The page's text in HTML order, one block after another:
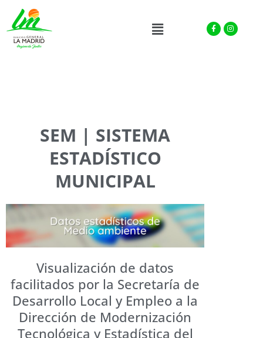
Menu Facebook-
f
Instagram
SEM | SISTEMA
ESTADÍSTICO
MUNICIPAL
Visualización de datos
facilitados por la Secretaría de
Desarrollo Local y Empleo a la
Dirección de Modernización
Tecnológica y Estadística del